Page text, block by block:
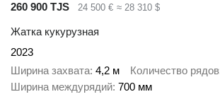
260 900 TJS
24 500 € ≈ 28 310 $
Жатка кукурузная
2023
Ширина захвата 4,2 м Количество рядов
Ширина междурядий 700 мм